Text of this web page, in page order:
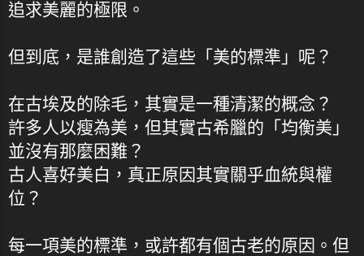
追求美麗的極限。
但到底，是誰創造了這些「美的標準」呢？
在古埃及的除毛，其實是一種清潔的概念？
許多人以瘦為美，但其實古希臘的「均衡美」
並沒有那麼困難？
古人喜好美白，真正原因其實關乎血統與權
位？
每一項美的標準，或許都有個古老的原因。但